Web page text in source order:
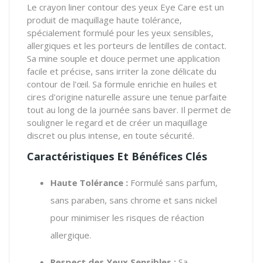
Le crayon liner contour des yeux Eye Care est un
produit de maquillage haute tolérance,
spécialement formulé pour les yeux sensibles,
allergiques et les porteurs de lentilles de contact.
Sa mine souple et douce permet une application
facile et précise, sans irriter la zone délicate du
contour de l'œil. Sa formule enrichie en huiles et
cires d'origine naturelle assure une tenue parfaite
tout au long de la journée sans baver. Il permet de
souligner le regard et de créer un maquillage
discret ou plus intense, en toute sécurité.
Caractéristiques Et Bénéfices Clés
Haute Tolérance : Formulé sans parfum,
sans paraben, sans chrome et sans nickel
pour minimiser les risques de réaction
allergique.